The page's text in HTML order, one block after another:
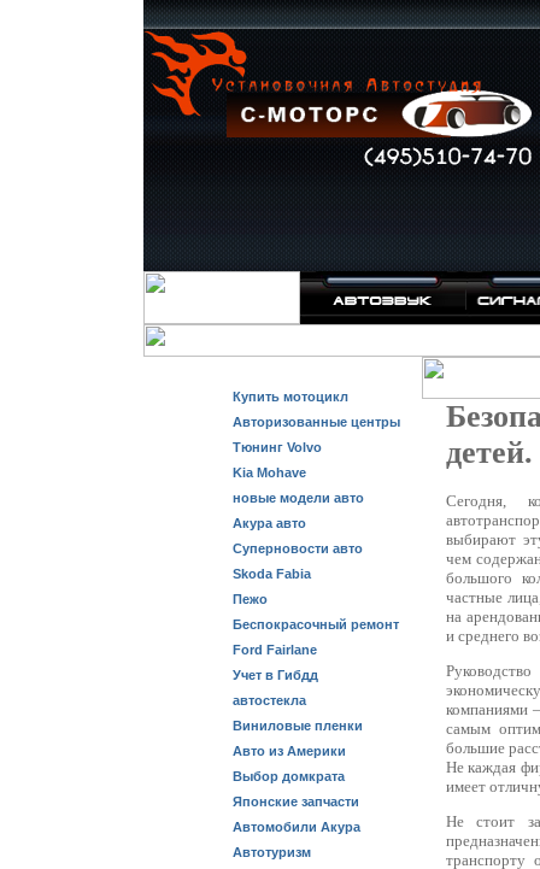
Купить мотоцикл
Авторизованные центры
Тюнинг Volvo
Kia Mohave
новые модели авто
Акура авто
Суперновости авто
Skoda Fabia
Пежо
Беспокрасочный ремонт
Ford Fairlane
Учет в Гибдд
автостекла
Виниловые пленки
Авто из Америки
Выбор домкрата
Японские запчасти
Автомобили Акура
Автотуризм
детей.
Сегодня,
выбирают
чем
большого
частные
на
и среднего
компаниями
самым
большие
Не каждая
имеет
Не стоит
транспорту